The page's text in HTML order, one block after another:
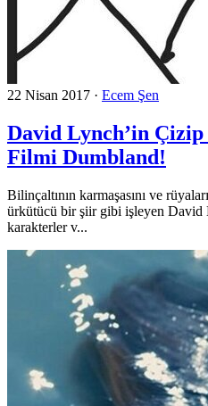
22 Nisan 2017 · Ecem Şen
David Lynch’in
Filmi Dumbland!
Bilinçaltının karmaşasını ve
ürkütücü bir şiir gibi işleyen David
karakterler v...